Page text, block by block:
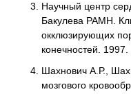
Научный центр
Бакулева РАМН.
окклюзирующих
конечностей. 1997.
Шахнович А.Р.,
мозгового